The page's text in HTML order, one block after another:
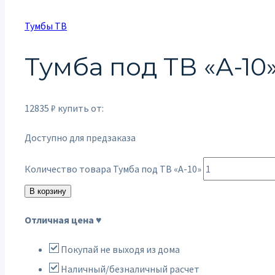
Тумбы ТВ
Тумба под ТВ «А-
12835 ₽ купить от:
Доступно для предзаказа
Количество товара Тумба под ТВ «А-10»
В корзину
Отличная цена ♥
Покупай не выходя из дома
Наличный/безналичный расчет